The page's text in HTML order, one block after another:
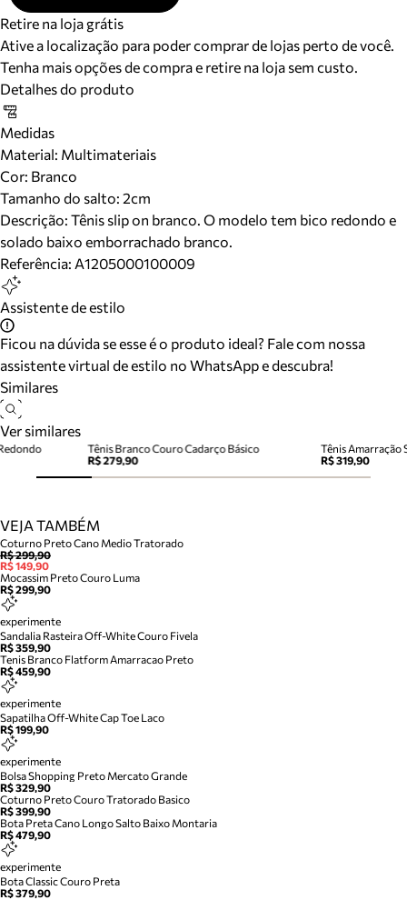
Retire na loja grátis
Ative a localização para poder comprar de lojas perto de você.
Tenha mais opções de compra e retire na loja sem custo.
Detalhes do produto
Medidas
Material: Multimateriais
Cor: Branco
Tamanho do salto: 2cm
Descrição: Tênis slip on branco. O modelo tem bico redondo e
solado baixo emborrachado branco.
Referência: A1205000100009
Assistente de estilo
Ficou na dúvida se esse é o produto ideal? Fale com nossa
assistente virtual de estilo no WhatsApp e descubra!
Similares
Ver similares
Tênis Branco Couro Cadarço Básico
R$ 279,90
Tênis Amarração
R$ 319,90
VEJA TAMBÉM
Coturno Preto Cano Medio Tratorado
R$ 299,90
R$ 149,90
Mocassim Preto Couro Luma
R$ 299,90
experimente
Sandalia Rasteira Off-White Couro Fivela
R$ 359,90
Tenis Branco Flatform Amarracao Preto
R$ 459,90
experimente
Sapatilha Off-White Cap Toe Laco
R$ 199,90
experimente
Bolsa Shopping Preto Mercato Grande
R$ 329,90
Coturno Preto Couro Tratorado Basico
R$ 399,90
Bota Preta Cano Longo Salto Baixo Montaria
R$ 479,90
experimente
Bota Classic Couro Preta
R$ 379,90